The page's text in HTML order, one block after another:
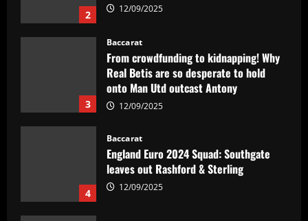
2 12/09/2025
3
Baccarat
From crowdfunding to kidnapping! Why
Real Betis are so desperate to hold
onto Man Utd outcast Antony
12/09/2025
4
Baccarat
England Euro 2024 Squad: Southgate
leaves out Rashford & Sterling
12/09/2025